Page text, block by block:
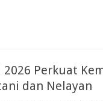
2026 Perkuat
dan Nelayan